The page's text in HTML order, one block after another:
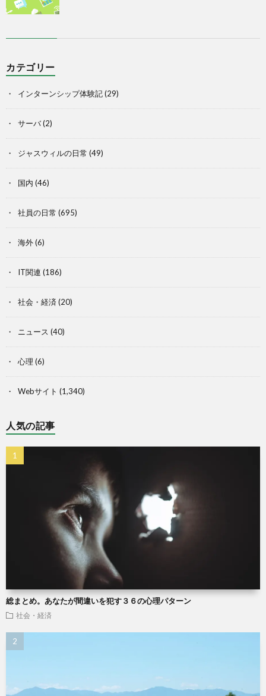
カテゴリー
インターンシップ体験記(29)
サーバ(2)
ジャスウィルの日常 (49)
国内 (46)
社員の日常 (695)
海外(6)
IT関連 (186)
社会・経済 (20)
ニュース (40)
心理 (6)
Webサイト (1,340)
人気の記事
総まとめ。あなたが間違いを犯す３６の心理パターン
社会・経済